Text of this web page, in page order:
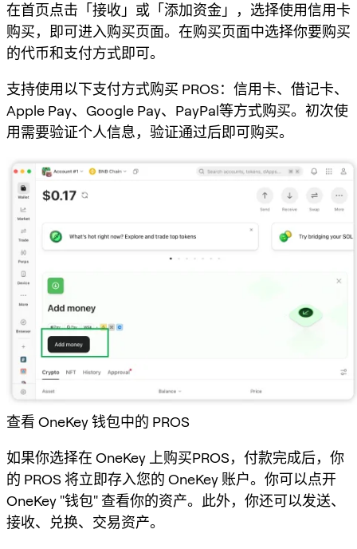
在首页点击「接收」或「添加资金」，选择使用信用卡
购买，即可进入购买页面。在购买页面中选择你要购买
的代币和支付方式即可。
支持使用以下支付方式购买 PROS：信用卡、借记卡、
Apple Pay、Google Pay、PayPal等方式购买。初次使
用需要验证个人信息，验证通过后即可购买。
查看 OneKey 钱包中的 PROS
如果你选择在 OneKey 上购买PROS，付款完成后，你
的 PROS 将立即存入您的 OneKey 账户。你可以点开
OneKey "钱包" 查看你的资产。此外，你还可以发送、
接收、兑换、交易资产。